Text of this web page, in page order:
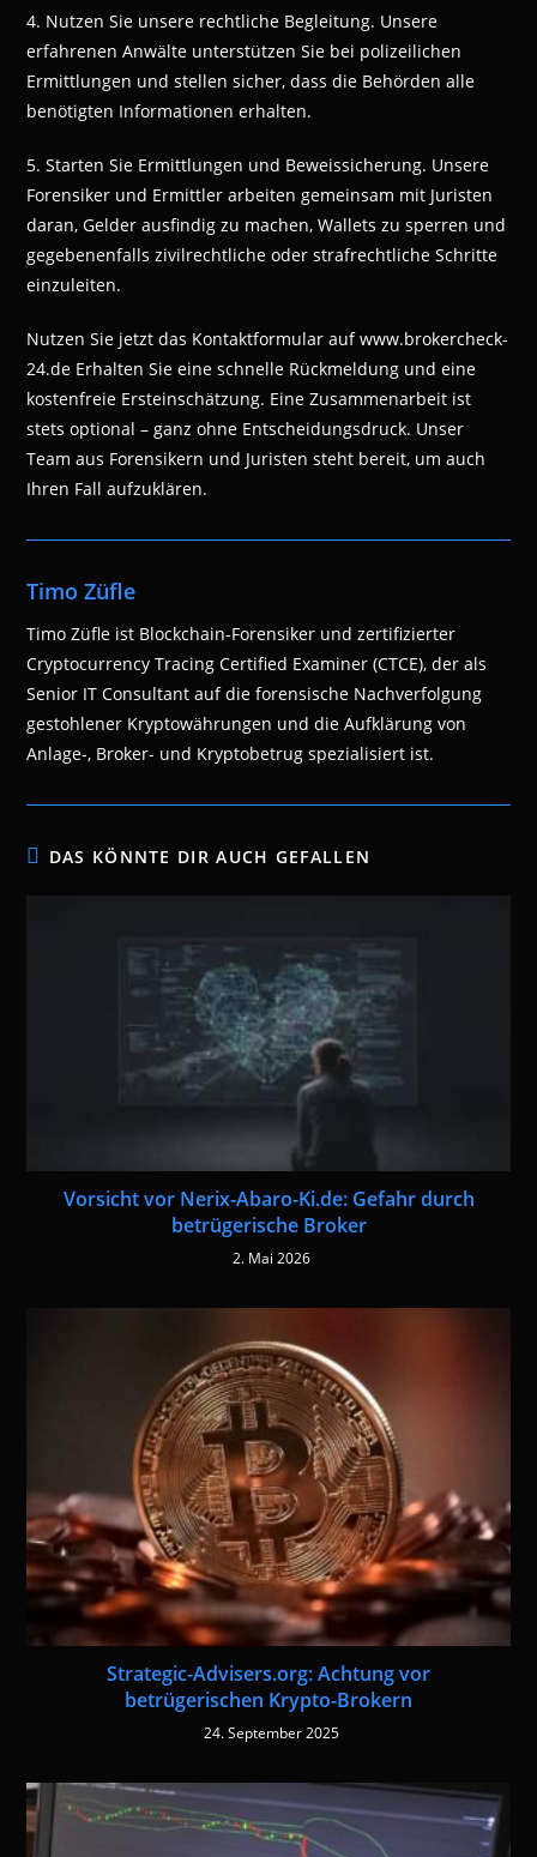
4. Nutzen Sie unsere rechtliche Begleitung. Unsere
erfahrenen Anwälte unterstützen Sie bei polizeilichen
Ermittlungen und stellen sicher, dass die Behörden alle
benötigten Informationen erhalten.
5. Starten Sie Ermittlungen und Beweissicherung. Unsere
Forensiker und Ermittler arbeiten gemeinsam mit Juristen
daran, Gelder ausfindig zu machen, Wallets zu sperren und
gegebenenfalls zivilrechtliche oder strafrechtliche Schritte
einzuleiten.
Nutzen Sie jetzt das Kontaktformular auf www.brokercheck-
24.de Erhalten Sie eine schnelle Rückmeldung und eine
kostenfreie Ersteinschätzung. Eine Zusammenarbeit ist
stets optional – ganz ohne Entscheidungsdruck. Unser
Team aus Forensikern und Juristen steht bereit, um auch
Ihren Fall aufzuklären.
Timo Züfle
Timo Züfle ist Blockchain-Forensiker und zertifizierter
Cryptocurrency Tracing Certified Examiner (CTCE), der als
Senior IT Consultant auf die forensische Nachverfolgung
gestohlener Kryptowährungen und die Aufklärung von
Anlage-, Broker- und Kryptobetrug spezialisiert ist.
DAS KÖNNTE DIR AUCH GEFALLEN
Vorsicht vor Nerix-Abaro-Ki.de: Gefahr durch
betrügerische Broker
2. Mai 2026
Strategic-Advisers.org: Achtung vor
betrügerischen Krypto-Brokern
24. September 2025